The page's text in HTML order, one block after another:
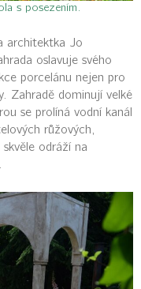
s posezením.
architektka Jo
oslavuje svého
porcelánu nejen pro
Zahradě dominují velké
se prolíná vodní kanál
růžových,
odráží na